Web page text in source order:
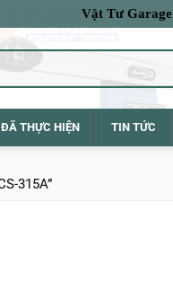
Vật Tư Garage
THỰC HIỆN TIN TỨC
315A”